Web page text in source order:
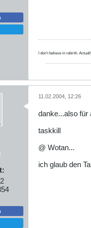
I don't believe in rebirth.
11.02.2004, 12:26
danke...also für
taskkill
@ Wotan...
ich glaub den